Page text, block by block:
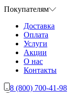
Покупателям
Доставка
Оплата
Услуги
Акции
О нас
Контакты
8 (800) 700-41-98